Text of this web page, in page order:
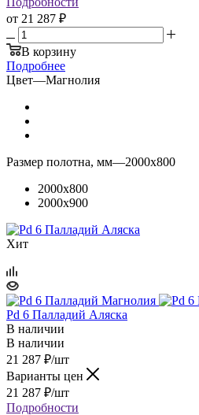
от 21 287 ₽
В корзину
Подробнее
Цвет—Магнолия
Размер полотна, мм—2000x800
2000x800
2000x900
Хит
Pd 6 Палладий Аляска
В наличии
В наличии
21 287 ₽/шт
Варианты цен
21 287 ₽/шт
Подробности